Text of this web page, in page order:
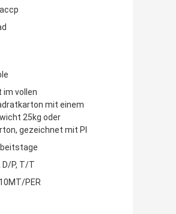
im vollen
mit einem
25kg oder
gezeichnet mit Pl
D/P, T/T
PER